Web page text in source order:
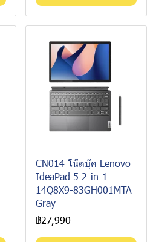
CN014 โน๊ตบุ๊ค Lenovo
IdeaPad 5 2-in-1
14Q8X9-83GH001MTA
Gray
฿27,990